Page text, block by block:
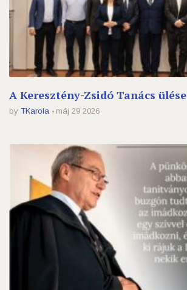
A Keresztény-Zsidó Tanács ülése
by TKarola máj 29 2026